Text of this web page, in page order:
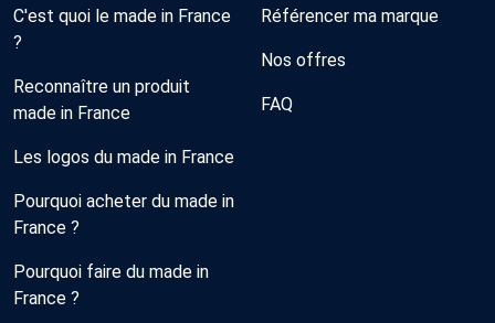
C'est quoi le made in France
?
Reconnaître un produit
made in France
Les logos du made in France
Pourquoi acheter du made in
France ?
Pourquoi faire du made in
France ?
Référencer ma marque
Nos offres
FAQ